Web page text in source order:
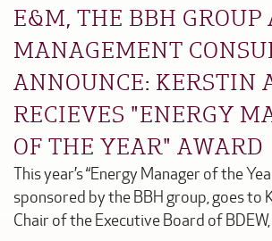
E&M, THE BBH GROUP
MANAGEMENT
ANNOUNCE: KERSTIN
RECIEVES "ENERGY
OF THE YEAR" AWARD
This year’s “Energy Manager of the
sponsored by the BBH group, goes to
Chair of the Executive Board of